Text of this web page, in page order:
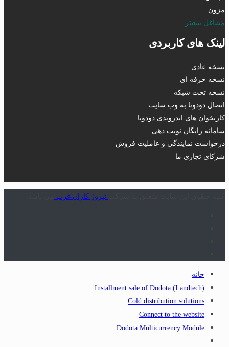
مزون
مشاغل بیشتر
لینک های کاربردی
نسخه عادی
نسخه حرفه ای
نسخه تحت شبکه
اتصال دودوتا به وب سایت
کارتخوان های اندرویدی دودوتا
سامانه رایگان نوبت دهی
درخواست نمایندگی و عاملیت فروش
شرکای تجاری ما
تیروژ کاران غرب
خانه
(Installment sale of Dodota (Landtech
Cold distribution solutions
Connect to the website
Dodota Multicurrency Module